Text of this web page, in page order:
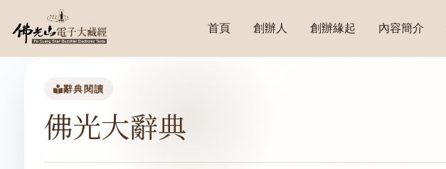
首頁 創辦人 創辦緣起 內容簡介
辭典閱讀
佛光大辭典